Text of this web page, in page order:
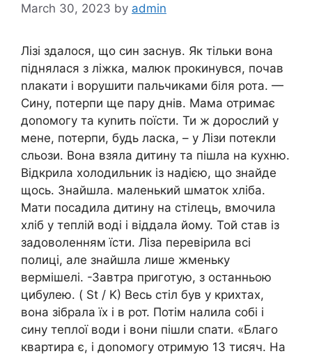
March 30, 2023 by admin
Лізі здалося, що син заснув. Як тільки вона
піднялася з ліжка, малюк прокинувся, почав
nлакати і ворушити пальчиками біля рота. —
Сину, потерпи ще пару днів. Мама отримає
доnомогу та куnить поїсти. Ти ж дорослий у
мене, потерпи, будь ласка, – у Лізи потекли
сльози. Вона взяла дитину та пішла на кухню.
Відкрила холодильник із надією, що знайде
щось. Знайшла. маленький шматок хліба.
Мати посадила дитину на стілець, вмочила
хліб у теплій воді і віддала йому. Той став із
задоволенням їсти. Ліза перевірила всі
полиці, але знайшла лише жменьку
вермішелі. -Завтра приготую, з останньою
цибулею. ( St / K) Весь стіл був у крихтах,
вона зібрала їх і в рот. Потім налила собі і
сину теплої води і вони пішли спати. «Благо
квартира є, і доnомогу отримую 13 тисяч. На